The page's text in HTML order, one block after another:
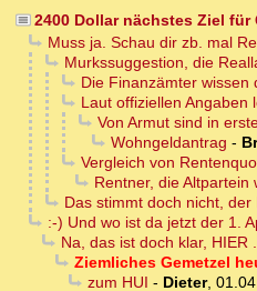
2400 Dollar nächstes Ziel
Muss ja. Schau dir zb. mal
Murkssuggestion, die
Die Finanzämter
Laut offiziellen Angaben
Von Armut sind in
Wohngeldantrag -
Vergleich von
Rentner, die
Das stimmt doch nicht,
:-) Und wo ist da jetzt der 1.
Na, das ist doch klar, HIER
Ziemliches Gemetzel
zum HUI - Dieter,